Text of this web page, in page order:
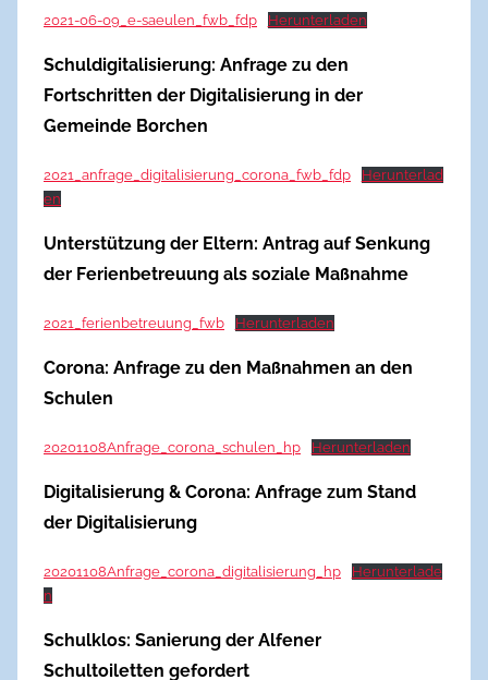
2021-06-09_e-saeulen_fwb_fdp Herunterladen
Schuldigitalisierung: Anfrage zu den
Fortschritten der Digitalisierung in der
Gemeinde Borchen
2021_anfrage_digitalisierung_corona_fwb_fdp
Herunterlad
en
Unterstützung der Eltern: Antrag auf Senkung
der Ferienbetreuung als soziale Maßnahme
2021_ferienbetreuung_fwb Herunterladen
Corona: Anfrage zu den Maßnahmen an den
Schulen
20201108Anfrage_corona_schulen_hp Herunterladen
Digitalisierung & Corona: Anfrage zum Stand
der Digitalisierung
20201108Anfrage_corona_digitalisierung_hp
Herunterlade
n
Schulklos: Sanierung der Alfener
Schultoiletten gefordert